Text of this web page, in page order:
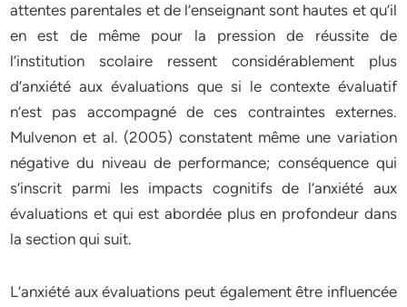
attentes parentales et de l’enseignant sont hautes et qu’il
en est de même pour la pression de réussite de
l’institution scolaire ressent considérablement plus
d’anxiété aux évaluations que si le contexte évaluatif
n’est pas accompagné de ces contraintes externes.
Mulvenon et al. (2005) constatent même une variation
négative du niveau de performance; conséquence qui
s’inscrit parmi les impacts cognitifs de l’anxiété aux
évaluations et qui est abordée plus en profondeur dans
la section qui suit.
L’anxiété aux évaluations peut également être influencée